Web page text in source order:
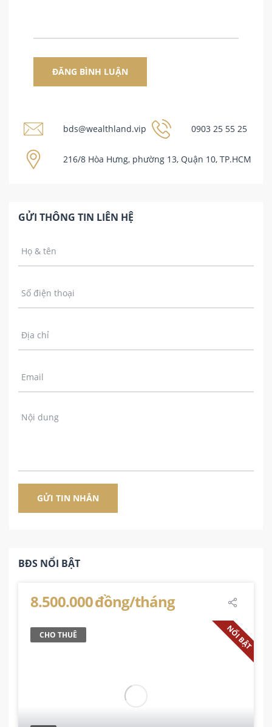
bds@wealthland.vip 0903 25 55 25
216/8 Hòa Hưng, phường 13, Quận 10, TP.HCM
GỬI THÔNG TIN LIÊN HỆ
BĐS NỔI BẬT
8.500.000 đồng/tháng
CHO THUÊ NỔI BẬT